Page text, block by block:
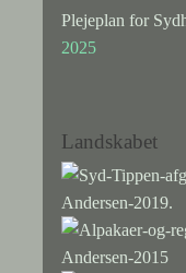
Plejeplan for
2025
Landskabet